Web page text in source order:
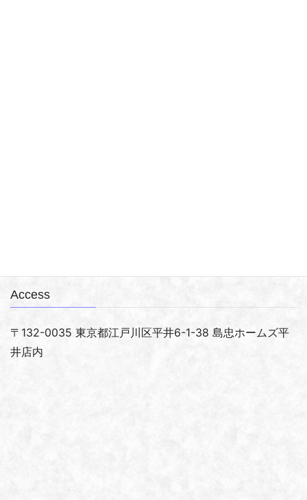
Access
〒132-0035 東京都江戸川区平井6-1-38 島忠ホームズ平
井店内